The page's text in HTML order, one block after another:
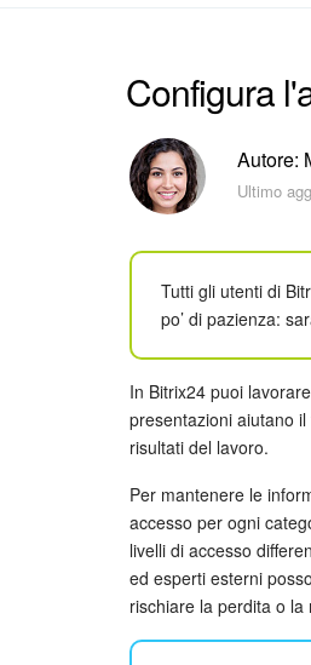
Configura
Autore:
Ultimo
Tutti gli utenti di
po’ di pazienza:
In Bitrix24 puoi
presentazioni aiutano
risultati del lavoro.
Per mantenere le
accesso per ogni
livelli di accesso
ed esperti esterni
rischiare la perdita o la